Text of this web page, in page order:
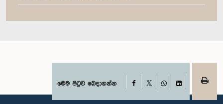
මෙම පිටුව බෙදාගන්න Facebook
WhatsAppLinkedIn